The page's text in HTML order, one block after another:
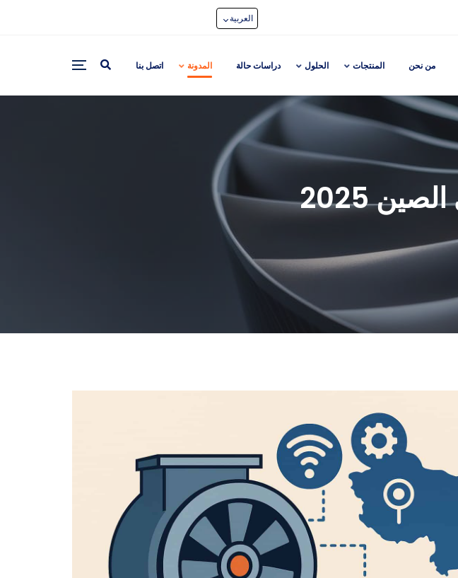
العربية
من نحن المنتجات الحلول دراسات حالة المدونة اتصل بنا
2025